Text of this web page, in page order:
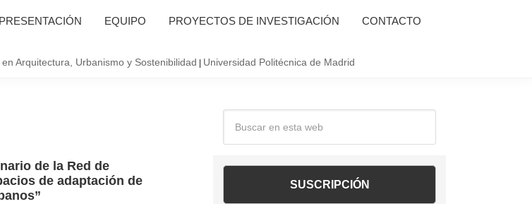
Arquitectura, Urbanismo y Sostenibilidad Universidad Politécnica de Madrid
PRESENTACIÓN EQUIPO PROYECTOS DE INVESTIGACIÓN CONTACTO
de la Red de
de adaptación de
Barra
lateral
principal